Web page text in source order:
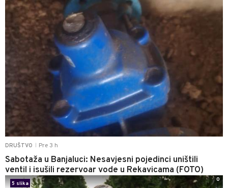
DRUŠTVO Pre 3 h
Sabotaža u Banjaluci: Nesavjesni pojedinci uništili
ventil i isušili rezervoar vode u Rekavicama (FOTO)
5 slika
0